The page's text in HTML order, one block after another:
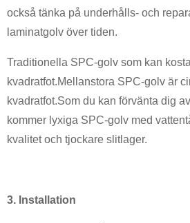
också tänka på underhålls- och
laminatgolv över tiden.
Traditionella SPC-golv som kan
kvadratfot.Mellanstora SPC-golv är
kvadratfot.Som du kan förvänta dig
kommer lyxiga SPC-golv med
kvalitet och tjockare slitlager.
3. Installation